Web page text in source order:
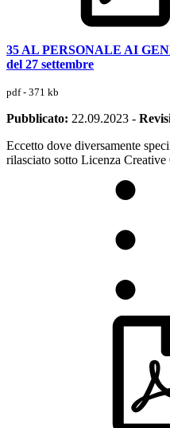
35 AL PERSONALE AI
del 27 settembre
pdf - 371 kb
Pubblicato: 22.09.2023 -
Eccetto dove diversamente
rilasciato sotto Licenza